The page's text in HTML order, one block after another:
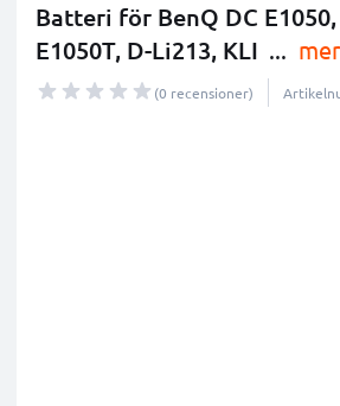
Batteri för BenQ DC E1050,
E1050T, D-Li213, KLI ... mer
(0 recensioner)